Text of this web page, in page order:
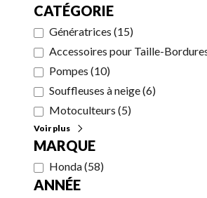
CATÉGORIE
Génératrices (15)
Accessoires pour Taille-
Pompes (10)
Souffleuses à neige(6)
Motoculteurs (5)
Voir plus
MARQUE
Honda(58)
ANNÉE